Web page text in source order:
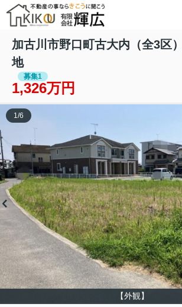
加古川市野口町古大内（全3区
地
募集1
1,326万円
【外観】
1/6